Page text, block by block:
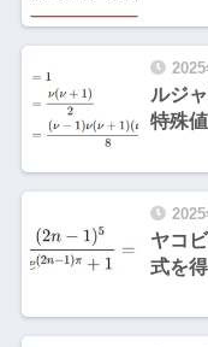
ルジ
特殊
ヤコ
式を